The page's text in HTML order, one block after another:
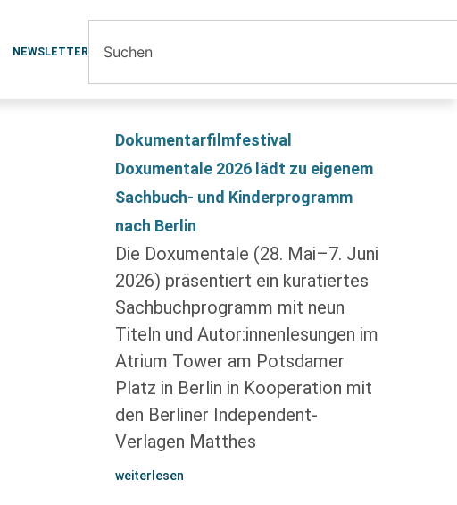
NEWSLETTER
Dokumentarfilmfestival
Doxumentale 2026 lädt zu eigenem
Sachbuch- und Kinderprogramm
nach Berlin
Die Doxumentale (28. Mai–7. Juni
2026) präsentiert ein kuratiertes
Sachbuchprogramm mit neun
Titeln und Autor:innenlesungen im
Atrium Tower am Potsdamer
Platz in Berlin in Kooperation mit
den Berliner Independent-
Verlagen Matthes
weiterlesen